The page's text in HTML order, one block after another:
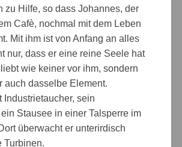
zu Hilfe, so dass Johannes, der
Cafè, nochmal mit dem Leben
Mit ihm ist von Anfang an alles
nur, dass er eine reine Seele hat
wie keiner vor ihm, sondern
auch dasselbe Element.
Industrietaucher, sein
Stausee in einer Talsperre im
überwacht er unterirdisch
Turbinen.